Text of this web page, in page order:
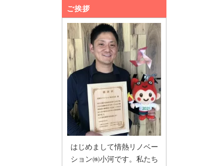
ご挨拶
はじめまして情熱リノベー
ション㈱小河です。私たち